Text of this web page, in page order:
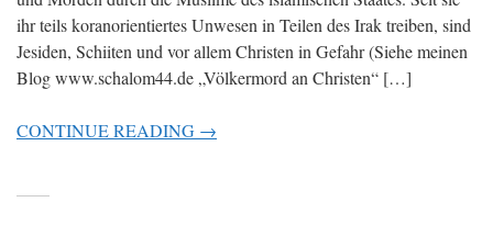
ihr teils koranorientiertes Unwesen in Teilen des Irak treiben, sind
Jesiden, Schiiten und vor allem Christen in Gefahr (Siehe meinen
Blog www.schalom44.de „Völkermord an Christen“ […]
CONTINUE READING →